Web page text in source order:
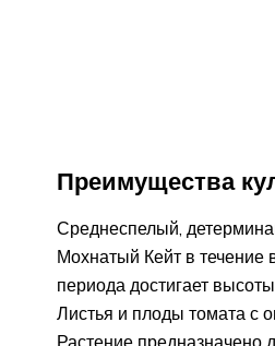
Преимущества
Среднеспелый,
Мохнатый Кейт в течение
периода достигает
Листья и плоды томата с
Растение